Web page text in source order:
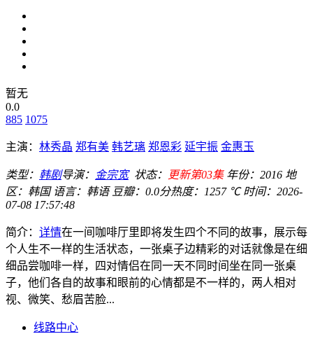
暂无
0.0
885 1075
主演： 林秀晶 郑有美 韩艺璃 郑恩彩 延宇振 金惠玉
类型： 韩剧导演： 金宗宽 状态： 更新第03集 年份： 2016 地
区： 韩国 语言： 韩语 豆瓣：0.0分热度：1257 ℃ 时间： 2026-
07-08 17:57:48
简介： 详情在一间咖啡厅里即将发生四个不同的故事，展示每
个人生不一样的生活状态，一张桌子边精彩的对话就像是在细
细品尝咖啡一样，四对情侣在同一天不同时间坐在同一张桌
子，他们各自的故事和眼前的心情都是不一样的，两人相对
视、微笑、愁眉苦脸...
线路中心